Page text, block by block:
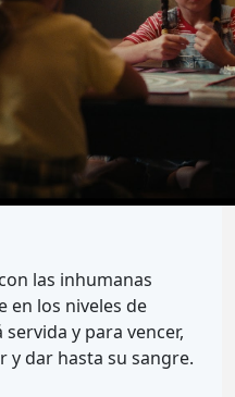
las inhumanas
en los niveles de
y para vencer,
dar hasta su sangre.